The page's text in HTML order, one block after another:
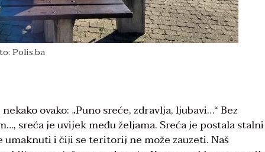
Polis.ba
ovako: „Puno sreće, zdravlja, ljubavi…“ Bez
sreća je uvijek među željama. Sreća je postala stalni
i čiji se teritorij ne može zauzeti. Naš